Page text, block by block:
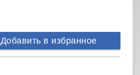
Добавить в избранное